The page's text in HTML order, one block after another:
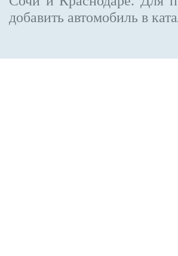
добавить автомобиль в